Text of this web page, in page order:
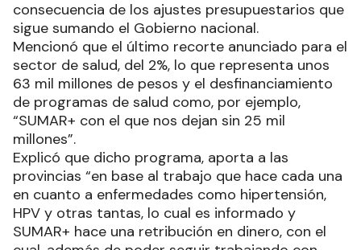
consecuencia de los ajustes presupuestarios que
sigue sumando el Gobierno nacional.
Mencionó que el último recorte anunciado para el
sector de salud, del 2%, lo que representa unos
63 mil millones de pesos y el desfinanciamiento
de programas de salud como, por ejemplo,
“SUMAR+ con el que nos dejan sin 25 mil
millones”.
Explicó que dicho programa, aporta a las
provincias “en base al trabajo que hace cada una
en cuanto a enfermedades como hipertensión,
HPV y otras tantas, lo cual es informado y
SUMAR+ hace una retribución en dinero, con el